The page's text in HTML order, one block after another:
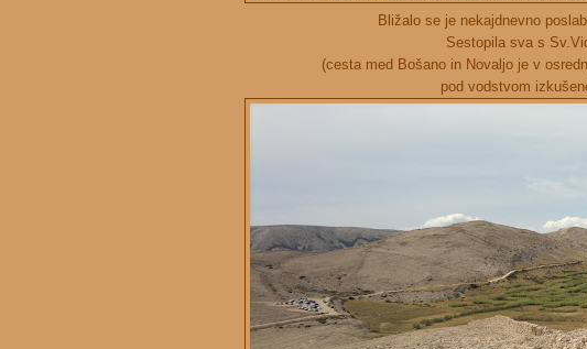
Bližalo se je nekajdnevno
Sestopila sva s
(cesta med Bošano in Novaljo je v
pod vodstvom